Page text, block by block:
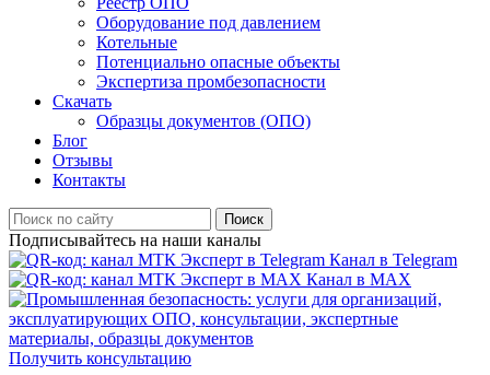
Оборудование под давлением
Котельные
Потенциально опасные объекты
Экспертиза промбезопасности
Скачать
Образцы документов (ОПО)
Блог
Отзывы
Контакты
Поиск
Подписывайтесь на наши каналы
Канал в Telegram
Канал в MAX
Получить консультацию